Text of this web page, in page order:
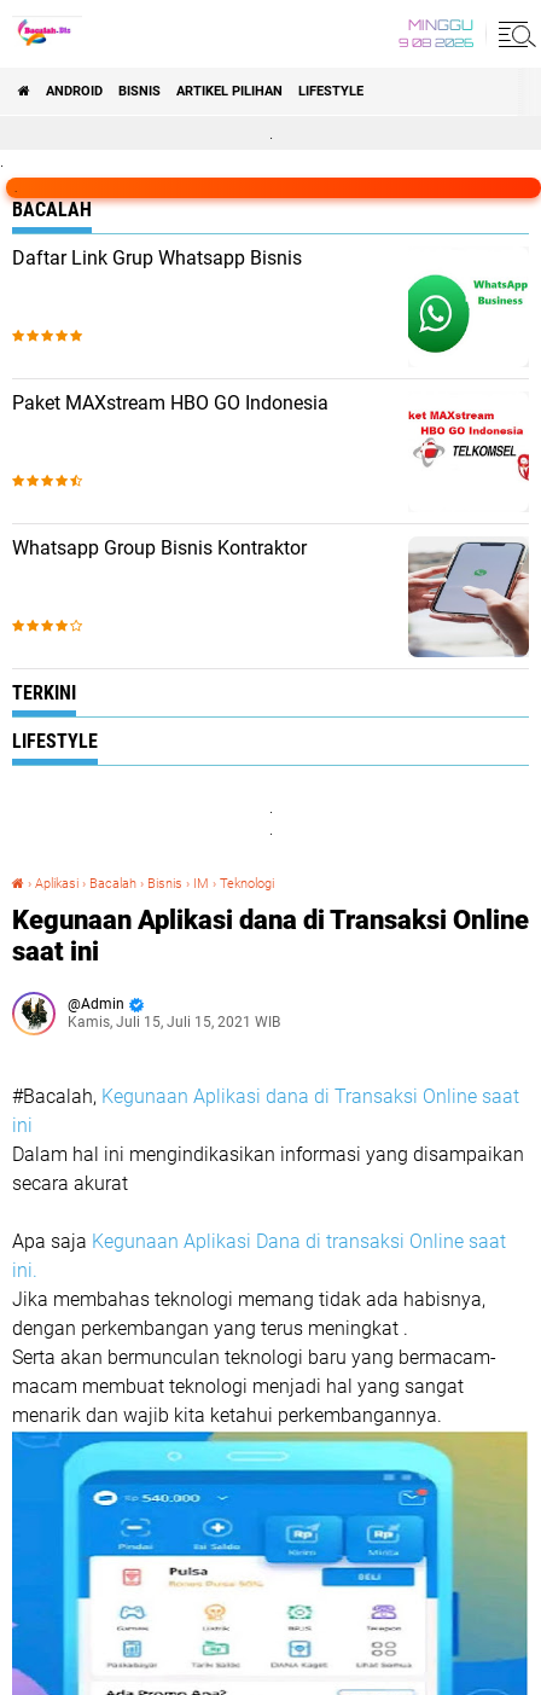
MINGGU
9 08 2026
ANDROID BISNIS ARTIKEL PILIHAN LIFESTYLE
BACALAH
Daftar Link Grup Whatsapp Bisnis
Paket MAXstream HBO GO Indonesia
Whatsapp Group Bisnis Kontraktor
TERKINI
LIFESTYLE
› Aplikasi › Bacalah › Bisnis › IM › Teknologi
Kegunaan Aplikasi dana di Transaksi Online
saat ini
Admin
Kamis, Juli 15, Juli 15, 2021 WIB
#Bacalah, Kegunaan Aplikasi dana di Transaksi Online saat
ini
Dalam hal ini mengindikasikan informasi yang disampaikan
secara akurat
Apa saja Kegunaan Aplikasi Dana di transaksi Online saat
ini.
Jika membahas teknologi memang tidak ada habisnya,
dengan perkembangan yang terus meningkat .
Serta akan bermunculan teknologi baru yang bermacam-
macam membuat teknologi menjadi hal yang sangat
menarik dan wajib kita ketahui perkembangannya.